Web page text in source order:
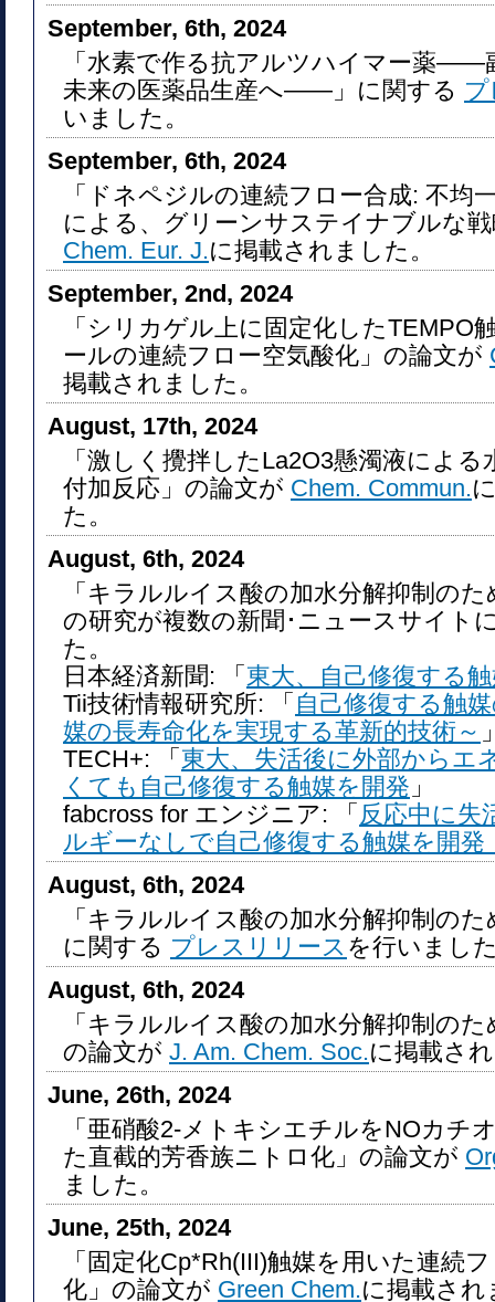
September, 6th, 2024
「水素で作る抗アルツハイマー薬――
未来の医薬品生産へ――」に関する
いました。
September, 6th, 2024
「ドネペジルの連続フロー合成: 不均
による、グリーンサステイナブルな
Chem. Eur. J.に掲載されました。
September, 2nd, 2024
「シリカゲル上に固定化したTEMPO
ールの連続フロー空気酸化」の論文が
掲載されました。
August, 17th, 2024
「激しく攪拌したLa2O3懸濁液によ
付加反応」の論文が Chem. Commun.
た。
August, 6th, 2024
「キラルルイス酸の加水分解抑制の
の研究が複数の新聞･ニュースサイト
た。
日本経済新聞: 「 東大、自己修復する
Tii技術情報研究所: 「 自己修復する触
媒の長寿命化を実現する革新的技術～
TECH+: 「 東大、失活後に外部からエ
くても自己修復する触媒を開発 」
fabcross for エンジニア: 「 反応中に失
ルギーなしで自己修復する触媒を開
August, 6th, 2024
「キラルルイス酸の加水分解抑制の
に関する プレスリリース を行いまし
August, 6th, 2024
「キラルルイス酸の加水分解抑制の
の論文が J. Am. Chem. Soc.に掲載さ
June, 26th, 2024
「亜硝酸2-メトキシエチルをNOカチ
た直截的芳香族ニトロ化」の論文が
ました。
June, 25th, 2024
「固定化Cp*Rh(III)触媒を用いた連続
化」の論文が Green Chem.に掲載され